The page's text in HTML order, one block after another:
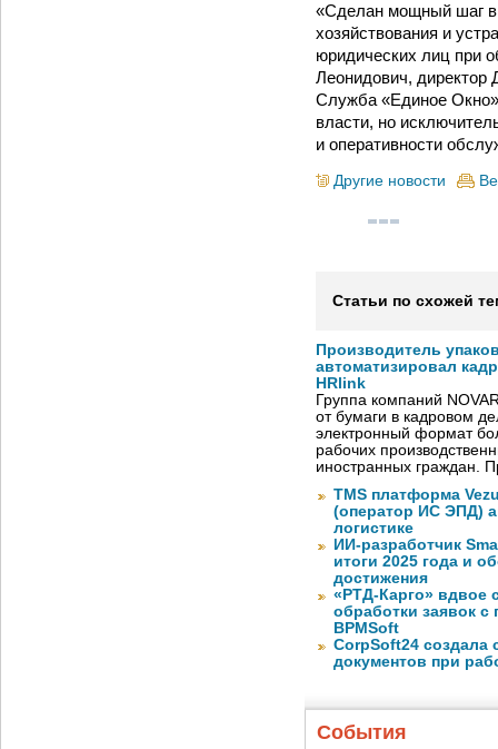
«Сделан мощный шаг
хозяйствования и
юридических лиц при
Леонидович, директор
Служба «Единое
власти, но
и оперативности
Другие новости
Статьи по схожей
Производитель
автоматизировал
HRlink
Группа компаний
от бумаги в кадровом
электронный формат
рабочих
иностранных граждан.
TMS платформа
(оператор ИС ЭПД)
логистике
ИИ-разработчик
итоги 2025 года и
достижения
«РТД-Карго» вдвое
обработки заявок
BPMSoft
CorpSoft24 создала
документов при
События